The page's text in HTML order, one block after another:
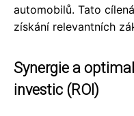
automobilů. Tato
získání relevantních
Synergie a
investic (ROI)